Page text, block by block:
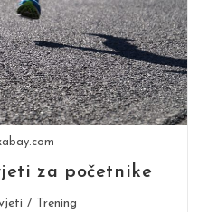
za početnike
/ Trening